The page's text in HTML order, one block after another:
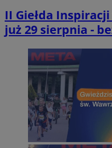
II Giełda
już 29 sierpnia -